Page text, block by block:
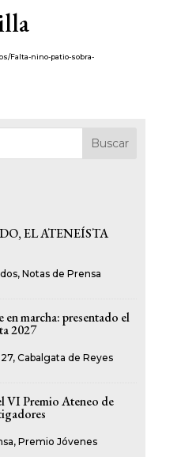
Falta-nino-patio-sobra-
Buscar
EL ATENEÍSTA
, Notas de Prensa
en marcha: presentado el
2027
, Cabalgata de Reyes
VI Premio Ateneo de
, Premio Jóvenes